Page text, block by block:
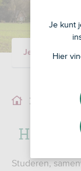
Je adviseur
H & A
Studeren,
Je kunt
Hier